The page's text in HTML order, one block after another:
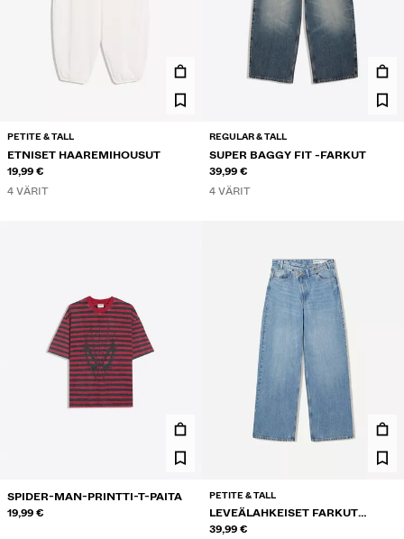
PETITE & TALL
ETNISET HAAREMIHOUSUT
19,99 €
4 VÄRIT
REGULAR & TALL
SUPER BAGGY FIT -FARKUT
39,99 €
4 VÄRIT
SPIDER-MAN-PRINTTI-T-PAITA
19,99 €
PETITE & TALL
LEVEÄLAHKEISET FARKUT
KIETAISUVYÖTÄRÖLLÄ
39,99 €